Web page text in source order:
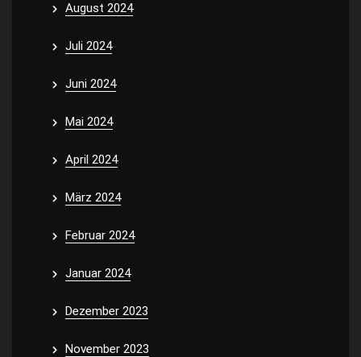
August 2024
Juli 2024
Juni 2024
Mai 2024
April 2024
März 2024
Februar 2024
Januar 2024
Dezember 2023
November 2023